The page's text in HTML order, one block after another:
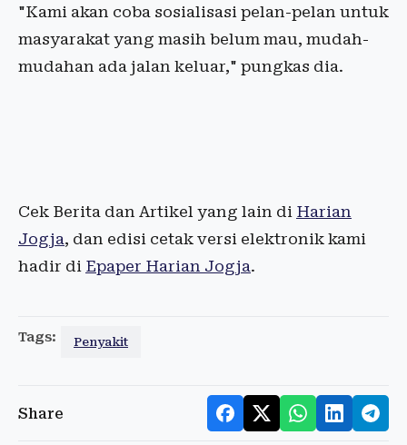
"Kami akan coba sosialisasi pelan-pelan untuk
masyarakat yang masih belum mau, mudah-
mudahan ada jalan keluar," pungkas dia.
Cek Berita dan Artikel yang lain di Harian
Jogja, dan edisi cetak versi elektronik kami
hadir di Epaper Harian Jogja.
Tags: Penyakit
Share